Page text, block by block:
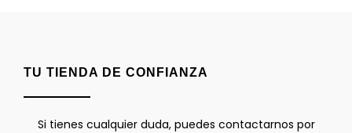
TU TIENDA DE CONFIANZA
Si tienes cualquier duda, puedes contactarnos por